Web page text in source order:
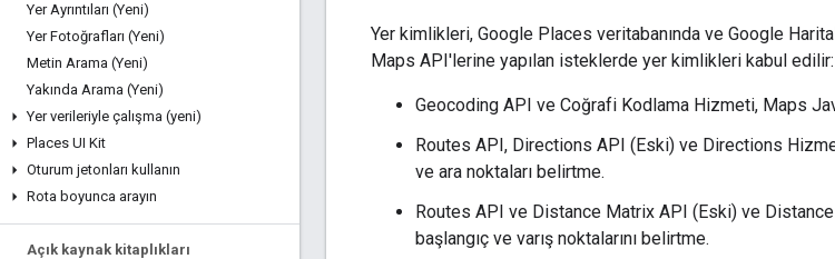
Yer Ayrıntıları (Yeni)
Yer Fotoğrafları (Yeni)
Metin Arama (Yeni)
Yakında Arama (Yeni)
Yer verileriyle çalışma (yeni)
Places UI Kit
Oturum jetonları kullanın
Rota boyunca arayın
Açık kaynak kitaplıkları
Yer kimlikleri, Google Places veritabanında ve Google
Maps API'lerine yapılan isteklerde yer kimlikleri kabul edilir:
Geocoding API ve Coğrafi Kodlama Hizmeti, Maps
Routes API, Directions API (Eski) ve Directions
ve ara noktaları belirtme.
Routes API ve Distance Matrix API (Eski) ve
başlangıç ve varış noktalarını belirtme.